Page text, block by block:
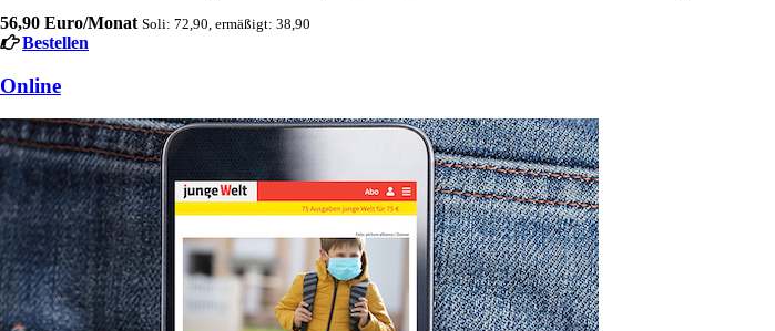
56,90 Euro/Monat Soli: 72,90, ermäßigt: 38,90
Bestellen
Online